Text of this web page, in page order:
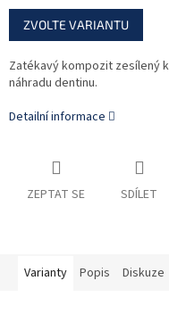
Měrná
cena:
ZVOLTE VARIANTU
Zatékavý kompozit zesílený
náhradu dentinu.
Detailní informace
ZEPTAT SE SDÍLET
Varianty Popis Diskuze